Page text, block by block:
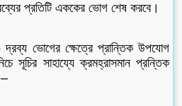
প্রতিটি এককের ভোগ শেষ করবে।
দ্রব্য ভোগের ক্ষেত্রে প্রান্তিক উপযোগ
সূচির সাহায্যে ক্রমহ্রাসমান প্রন্তিক
–